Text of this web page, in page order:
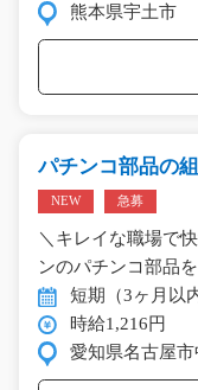
熊本県宇土市
パチンコ部品の
NEW 急募
＼キレイな職場で
ンのパチンコ部品
短期（3ヶ月以
時給1,216円
愛知県名古屋市